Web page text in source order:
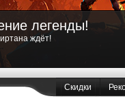
легенды!
ждёт!
Скидки